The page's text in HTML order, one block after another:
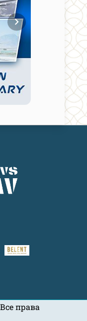
права